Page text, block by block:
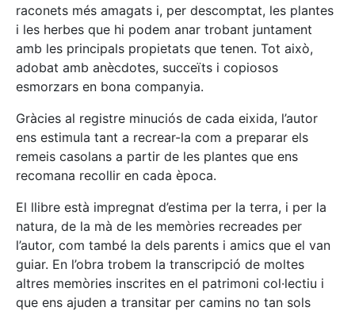
raconets més amagats i, per descomptat, les plantes
i les herbes que hi podem anar trobant juntament
amb les principals propietats que tenen. Tot això,
adobat amb anècdotes, succeïts i copiosos
esmorzars en bona companyia.
Gràcies al registre minuciós de cada eixida, l’autor
ens estimula tant a recrear-la com a preparar els
remeis casolans a partir de les plantes que ens
recomana recollir en cada època.
El llibre està impregnat d’estima per la terra, i per la
natura, de la mà de les memòries recreades per
l’autor, com també la dels parents i amics que el van
guiar. En l’obra trobem la transcripció de moltes
altres memòries inscrites en el patrimoni col·lectiu i
que ens ajuden a transitar per camins no tan sols